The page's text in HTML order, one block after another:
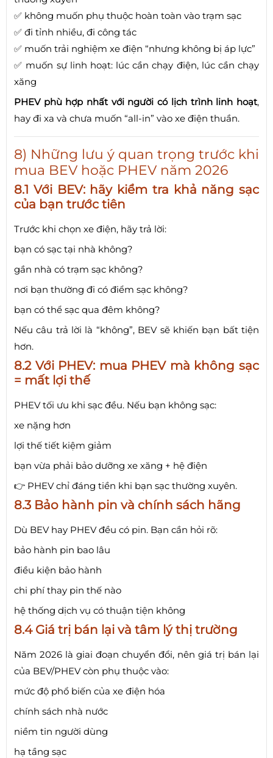
✅ không muốn phụ thuộc hoàn toàn vào trạm sạc
✅ đi tỉnh nhiều, đi công tác
✅ muốn trải nghiệm xe điện “nhưng không bị áp lực”
✅ muốn sự linh hoạt: lúc cần chạy điện, lúc cần chạy
xăng
PHEV phù hợp nhất với người có lịch trình linh hoạt,
hay đi xa và chưa muốn “all-in” vào xe điện thuần.
8) Những lưu ý quan trọng trước khi
mua BEV hoặc PHEV năm 2026
8.1 Với BEV: hãy kiểm tra khả năng sạc
của bạn trước tiên
Trước khi chọn xe điện, hãy trả lời:
bạn có sạc tại nhà không?
gần nhà có trạm sạc không?
nơi bạn thường đi có điểm sạc không?
bạn có thể sạc qua đêm không?
Nếu câu trả lời là “không”, BEV sẽ khiến bạn bất tiện
hơn.
8.2 Với PHEV: mua PHEV mà không sạc
= mất lợi thế
PHEV tối ưu khi sạc đều. Nếu bạn không sạc:
xe nặng hơn
lợi thế tiết kiệm giảm
bạn vừa phải bảo dưỡng xe xăng + hệ điện
👉 PHEV chỉ đáng tiền khi bạn sạc thường xuyên.
8.3 Bảo hành pin và chính sách hãng
Dù BEV hay PHEV đều có pin. Bạn cần hỏi rõ:
bảo hành pin bao lâu
điều kiện bảo hành
chi phí thay pin thế nào
hệ thống dịch vụ có thuận tiện không
8.4 Giá trị bán lại và tâm lý thị trường
Năm 2026 là giai đoạn chuyển đổi, nên giá trị bán lại
của BEV/PHEV còn phụ thuộc vào:
mức độ phổ biến của xe điện hóa
chính sách nhà nước
niềm tin người dùng
hạ tầng sạc